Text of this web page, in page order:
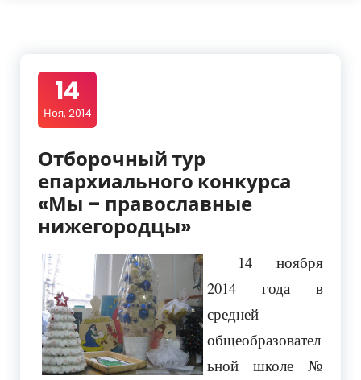
14
Ноя, 2014
Отборочный тур
епархиального конкурса
«Мы – православные
нижегородцы»
14 ноября
2014 года в
средней
общеобразовател
ьной школе №